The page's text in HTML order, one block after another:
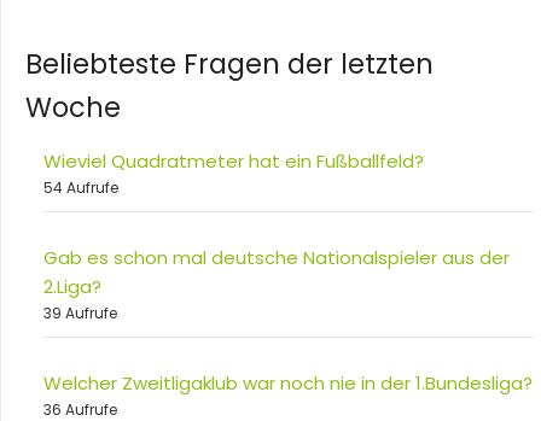
Beliebteste Fragen der letzten
Woche
Wieviel Quadratmeter hat ein Fußballfeld?
54 Aufrufe
Gab es schon mal deutsche Nationalspieler aus der
2.Liga?
39 Aufrufe
Welcher Zweitligaklub war noch nie in der 1.Bundesliga?
36 Aufrufe